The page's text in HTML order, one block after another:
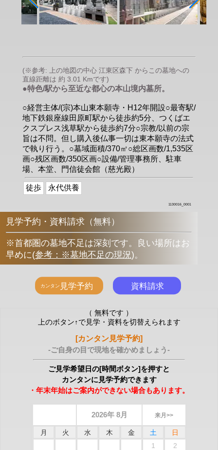
(※参考: 上の地図の中心 江東区森下 からこの墓地への
直線距離は 約 3.01 Kmです)
●特色/駅から至近な都心の本山境内墓所。
○経営主体/(宗)本山東本願寺・H12年開設○最寄駅/
地下鉄銀座線田原町駅から徒歩約5分、つくばエ
クスプレス浅草駅から徒歩約7分○宗教/以前の宗
旨は不問。但し購入後仏事一切は東本願寺の法式
で執り行う。○墓域面積/370㎡○総区画数/1,535区
画○残区画数/350区画○設備/管理事務所、駐車
場、本堂、門信徒会館（慈光殿）
徒歩 永代供養
1130016_0001
見学予約・資料請求（無料）
※首都圏の墓地不足は深刻です。良い場所はお
早めに(参考：※墓地不足の現況)。
（ 無料です ）
上のボタン↑で見学・資料を切替えられます
[カンタン見学予約]
-ご自身の目で現地を確かめましょう-
ご見学希望日の[時間ボタン]を押すと
カンタンに見学予約できます
・年末年始はご案内ができない場合もあります。
2026年 8月 来月>>
月 火 水 木 金 土
日
1
2